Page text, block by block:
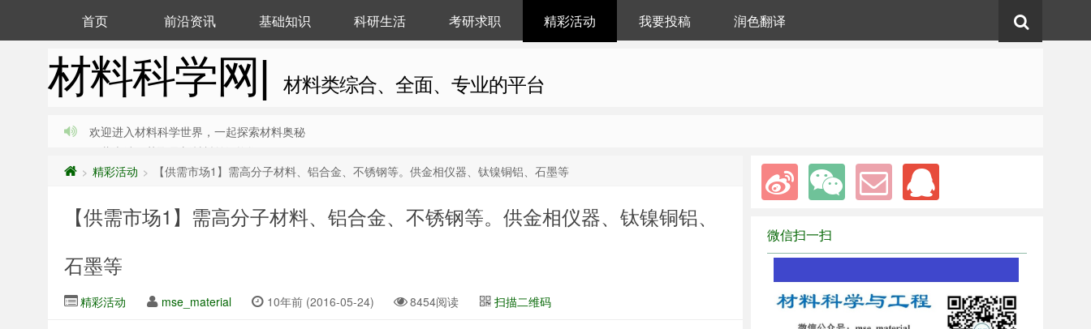
材料科学网| 材料类综合、全面、专业的平台
首页 前沿资讯 基础知识 科研生活 考研求职 精彩活动 我要投稿 润色翻译
收藏本站，获取最新材料前沿资讯
> 精彩活动 > 【供需市场1】需高分子材料、铝合金、不锈钢等。供金相仪器、钛镍铜铝、石墨等
【供需市场1】需高分子材料、铝合金、不锈钢等。供金相仪器、钛镍铜铝、
石墨等
精彩活动 mse_material 10年前 (2016-05-24) 8454阅读 扫描二维码
微信扫一扫